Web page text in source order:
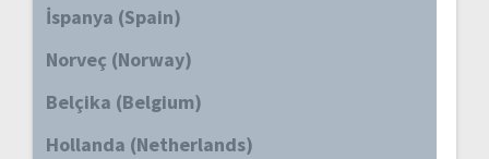
İspanya (Spain)
Norveç (Norway)
Belçika (Belgium)
Hollanda (Netherlands)